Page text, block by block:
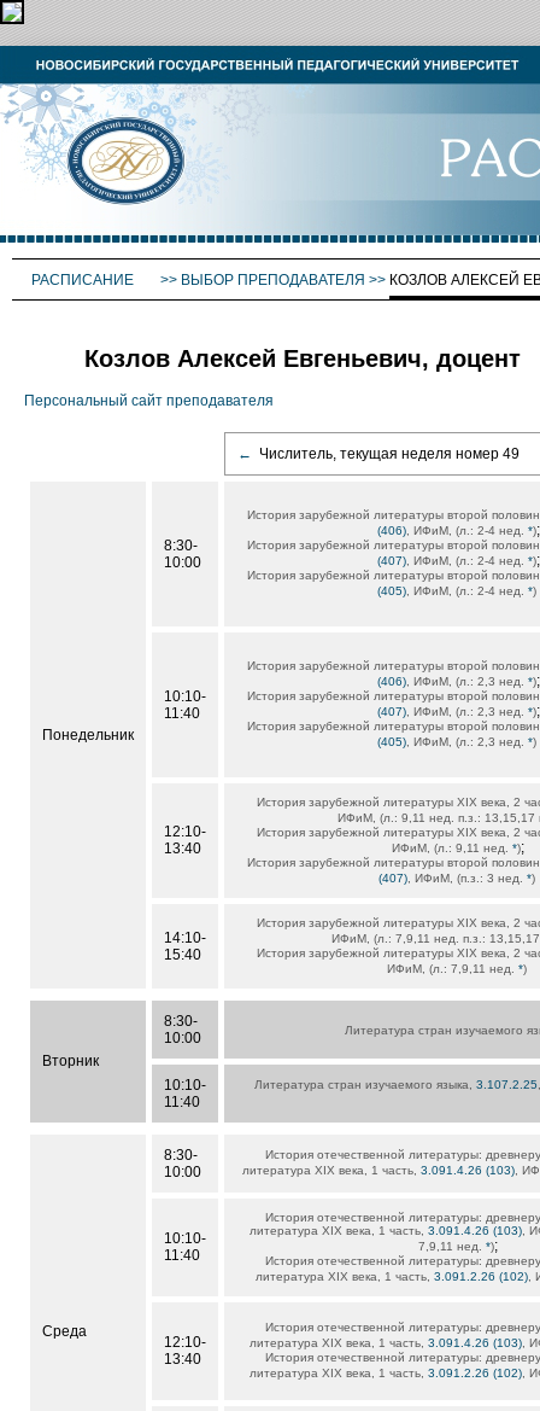
РАСПИСАНИЕ >> ВЫБОР ПРЕПОДАВАТЕЛЯ >> КОЗЛОВ АЛЕКСЕЙ
Козлов Алексей Евгеньевич, доцент
Персональный сайт преподавателя
← Числитель, текущая неделя номер 49
Понедельник
8:30-
10:00
История зарубежной литературы второй
(406) , ИФиМ, (л.: 2-4 нед. *);
История зарубежной литературы второй
(407) , ИФиМ, (л.: 2-4 нед. *);
История зарубежной литературы второй
(405) , ИФиМ, (л.: 2-4 нед. *)
10:10-
11:40
История зарубежной литературы второй
(406) , ИФиМ, (л.: 2,3 нед. *);
История зарубежной литературы второй
(407) , ИФиМ, (л.: 2,3 нед. *);
История зарубежной литературы второй
(405) , ИФиМ, (л.: 2,3 нед. *)
12:10-
13:40
История зарубежной литературы XIX века, 2
ИФиМ, (л.: 9,11 нед. п.з.:
История зарубежной литературы XIX века, 2
ИФиМ, (л.: 9,11 нед.*);
История зарубежной литературы второй
(407) , ИФиМ, (п.з.: 3 нед. *)
14:10-
15:40
История зарубежной литературы XIX века, 2
ИФиМ, (л.: 7,9,11 нед. п.з.:
История зарубежной литературы XIX века, 2
ИФиМ, (л.: 7,9,11 нед. *)
Вторник
8:30-
10:00
Литература стран изучаемого
10:10-
11:40
Литература стран изучаемого языка, 3.107.2.25
Среда
8:30-
10:00
История отечественной литературы:
литература XIX века, 1 часть,3.091.4.26 (103) ,
10:10-
11:40
История отечественной литературы:
литература XIX века, 1 часть,3.091.4.26 (103) ,
7,9,11 нед.*);
История отечественной литературы:
литература XIX века, 1 часть, 3.091.2.26 (102) ,
12:10-
13:40
История отечественной литературы:
литература XIX века, 1 часть,3.091.4.26 (103) ,
История отечественной литературы:
литература XIX века, 1 часть,3.091.2.26 (102) ,